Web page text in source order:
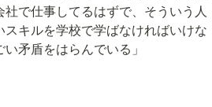
社で仕事してるはずで、そういう人
スキルを学校で学ばなければいけな
矛盾をはらんでいる」